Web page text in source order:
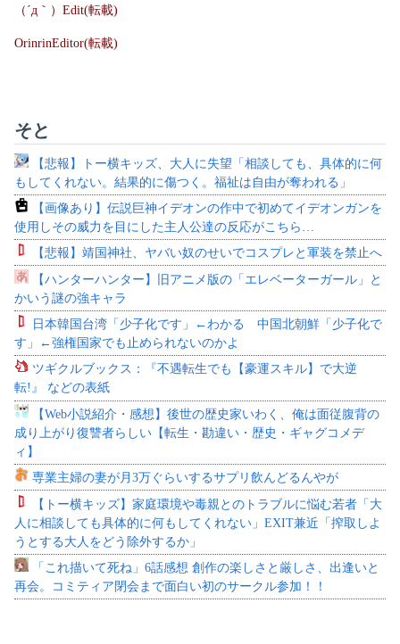
（´д｀）Edit(転載)
OrinrinEditor(転載)
そと
【悲報】トー横キッズ、大人に失望「相談しても、具体的に何
もしてくれない。結果的に傷つく。福祉は自由が奪われる」
【画像あり】伝説巨神イデオンの作中で初めてイデオンガンを
使用しその威力を目にした主人公達の反応がこちら…
【悲報】靖国神社、ヤバい奴のせいでコスプレと軍装を禁止へ
【ハンターハンター】旧アニメ版の「エレベーターガール」と
かいう謎の強キャラ
日本韓国台湾「少子化です」←わかる 中国北朝鮮「少子化で
す」←強権国家でも止められないのかよ
ツギクルブックス：『不遇転生でも【豪運スキル】で大逆
転!』 などの表紙
【Web小説紹介・感想】後世の歴史家いわく、俺は面従腹背の
成り上がり復讐者らしい【転生・勘違い・歴史・ギャグコメデ
ィ】
専業主婦の妻が月3万ぐらいするサプリ飲んどるんやが
【トー横キッズ】家庭環境や毒親とのトラブルに悩む若者「大
人に相談しても具体的に何もしてくれない」EXIT兼近「搾取しよ
うとする大人をどう除外するか」
「これ描いて死ね」6話感想 創作の楽しさと厳しさ、出逢いと
再会。コミティア閉会まで面白い初のサークル参加！！